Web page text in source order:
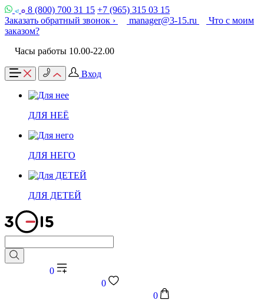
8 (800) 700 31 15 +7 (965) 315 03 15
Заказать обратный звонок ›
manager@3-15.ru
Что с моим
заказом?
Часы работы 10.00-22.00
Вход
ДЛЯ НЕЁ
ДЛЯ НЕГО
ДЛЯ ДЕТЕЙ
0
0
0